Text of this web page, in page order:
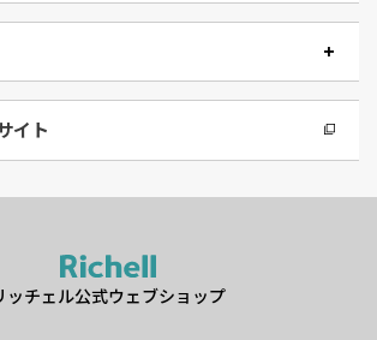
イト
ッチェル公式ウェブショップ